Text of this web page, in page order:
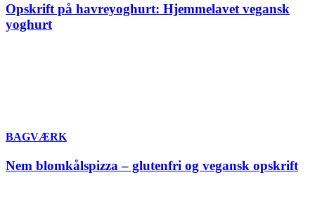
Opskrift på havreyoghurt: Hjemmelavet vegansk
yoghurt
BAGVÆRK
Nem blomkålspizza – glutenfri og vegansk opskrift